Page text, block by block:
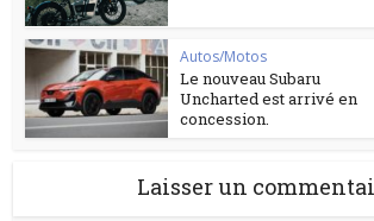
Autos/Motos
Le nouveau Subaru
Uncharted est arrivé en
concession.
Laisser un